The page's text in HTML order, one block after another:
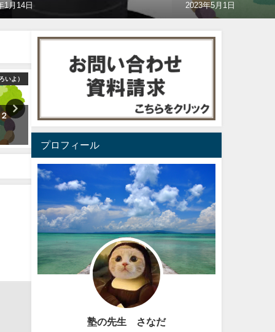
1月14日 2023年5月1日
いよ）
２
おすすめ記事（おもろいよ）
石油を探しに
2025年1月14日
生徒のお兄ちゃんは、私が
生の頃から気にかけていた
2023年5月1日
プロフィール
塾の先生 さなだ